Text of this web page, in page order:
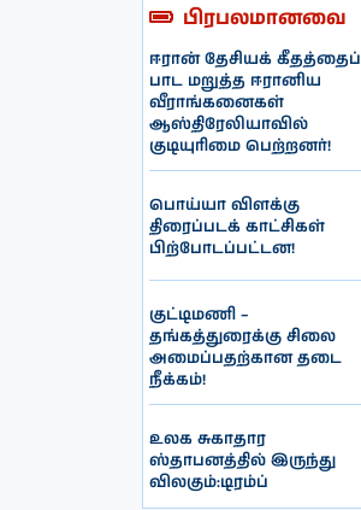
பிரபலமானவை
ஈரான் தேசியக் கீதத்தைப்
பாட மறுத்த ஈரானிய
வீராங்கனைகள்
ஆஸ்திரேலியாவில்
குடியுரிமை பெற்றனர்!
பொய்யா விளக்கு
திரைப்படக் காட்சிகள்
பிற்போடப்பட்டன!
குட்டிமணி –
தங்கத்துரைக்கு சிலை
அமைப்பதற்கான தடை
நீக்கம்!
உலக சுகாதார
ஸ்தாபனத்தில் இருந்து
விலகும்:டிரம்ப்